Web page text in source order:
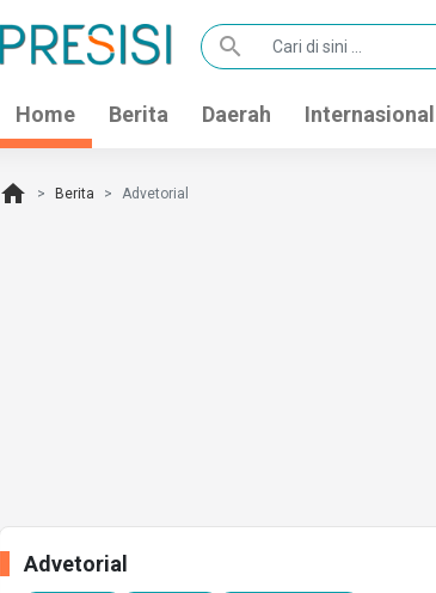
search
Home Berita Daerah Internasional
home Berita Advetorial
Advetorial